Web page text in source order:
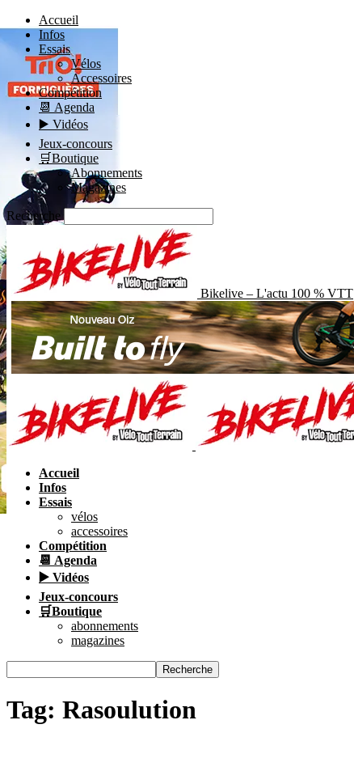
Accueil
Infos
Essais
Vélos
Accessoires
Compétition
📆 Agenda
▶️ Vidéos
Jeux-concours
🛒Boutique
Abonnements
Magazines
Recherche
Bikelive – L'actu 100 % VTT
Accueil
Infos
Essais
vélos
accessoires
Compétition
📆 Agenda
▶️ Vidéos
Jeux-concours
🛒Boutique
abonnements
magazines
Tag: Rasoulution